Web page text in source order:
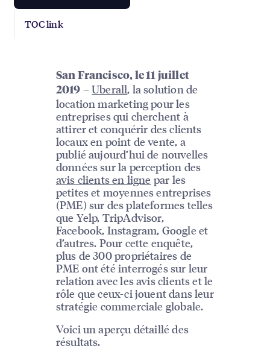
TOC link
San Francisco, le 11 juillet
2019 –Uberall, la solution de
location marketing pour les
entreprises qui cherchent à
attirer et conquérir des clients
locaux en point de vente, a
publié aujourd’hui de nouvelles
données sur la perception des
avis clients en ligne par les
petites et moyennes entreprises
(PME) sur des plateformes telles
que Yelp, TripAdvisor,
Facebook, Instagram, Google et
d’autres. Pour cette enquête,
plus de 300 propriétaires de
PME ont été interrogés sur leur
relation avec les avis clients et le
rôle que ceux-ci jouent dans leur
stratégie commerciale globale.
Voici un aperçu détaillé des
résultats.